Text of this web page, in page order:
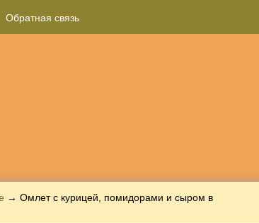
Обратная связь
→ Омлет с курицей, помидорами и сыром в